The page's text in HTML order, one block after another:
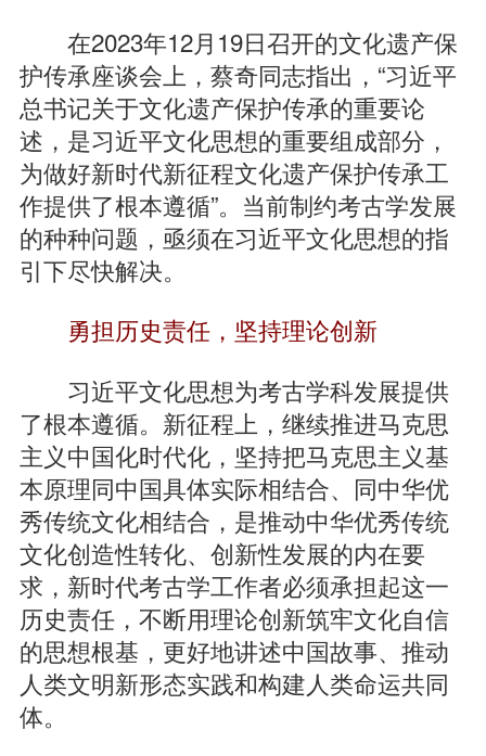
在2023年12月19日召开的文化遗产保
护传承座谈会上，蔡奇同志指出，“习近平
总书记关于文化遗产保护传承的重要论
述，是习近平文化思想的重要组成部分，
为做好新时代新征程文化遗产保护传承工
作提供了根本遵循”。当前制约考古学发展
的种种问题，亟须在习近平文化思想的指
引下尽快解决。
勇担历史责任，坚持理论创新
习近平文化思想为考古学科发展提供
了根本遵循。新征程上，继续推进马克思
主义中国化时代化，坚持把马克思主义基
本原理同中国具体实际相结合、同中华优
秀传统文化相结合，是推动中华优秀传统
文化创造性转化、创新性发展的内在要
求，新时代考古学工作者必须承担起这一
历史责任，不断用理论创新筑牢文化自信
的思想根基，更好地讲述中国故事、推动
人类文明新形态实践和构建人类命运共同
体。